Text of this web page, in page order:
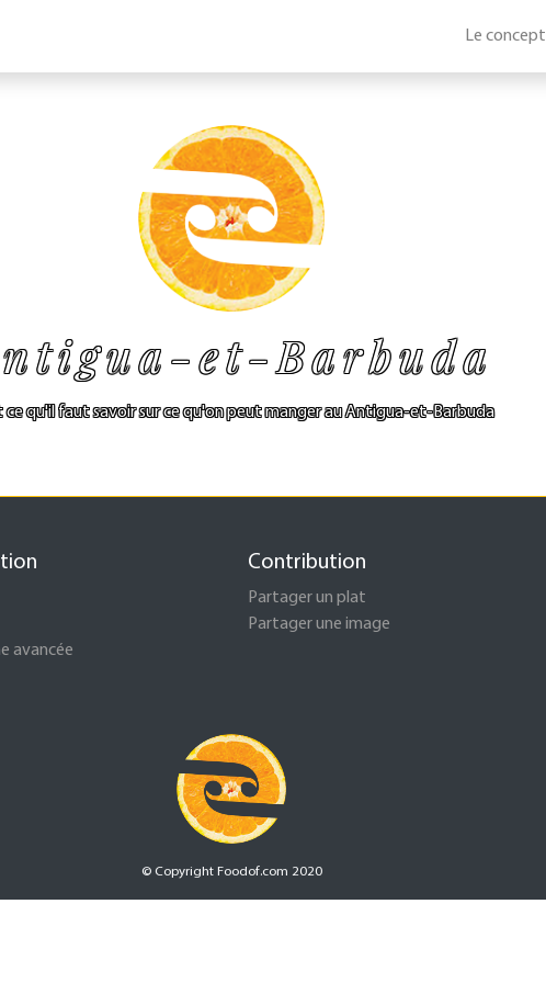
Le concept
et-Barbuda
ce qu'il faut savoir sur ce qu'on peut manger au Antigua-et-Barbuda
avancée
Contribution
Partager un plat
Partager une image
© Copyright Foodof.com 2020